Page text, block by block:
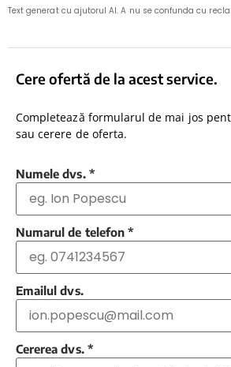
Text generat cu ajutorul AI. A nu se confunda cu
Cere ofertă de la acest service.
Completează formularul de mai jos
sau cerere de oferta.
Numele dvs. *
Numarul de telefon *
Emailul dvs.
Cererea dvs. *